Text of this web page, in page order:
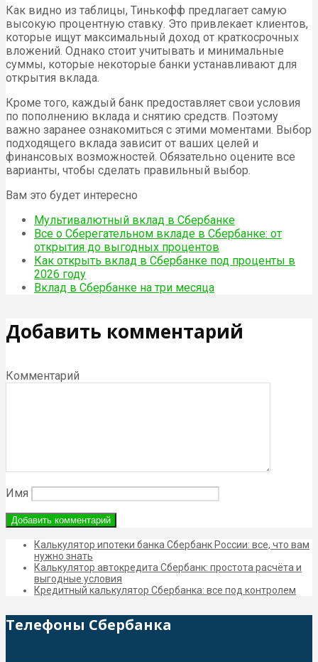
Как видно из таблицы, Тинькофф предлагает самую
высокую процентную ставку. Это привлекает клиентов,
которые ищут максимальный доход от краткосрочных
вложений. Однако стоит учитывать и минимальные
суммы, которые некоторые банки устанавливают для
открытия вклада.
Кроме того, каждый банк предоставляет свои условия
по пополнению вклада и снятию средств. Поэтому
важно заранее ознакомиться с этими моментами. Выбор
подходящего вклада зависит от ваших целей и
финансовых возможностей. Обязательно оцените все
варианты, чтобы сделать правильный выбор.
Вам это будет интересно
Мультивалютный вклад в Сбербанке
Все о Сберегательном вкладе в Сбербанке: от
открытия до выгодных процентов
Как открыть вклад в Сбербанке под проценты в
2026 году
Вклад в Сбербанке на три месяца
Добавить комментарий
Комментарий
Имя
Калькулятор ипотеки банка Сбербанк России: все, что вам
нужно знать
Калькулятор автокредита Сбербанк: простота расчёта и
выгодные условия
Кредитный калькулятор Сбербанка: все под контролем
Телефоны Сбербанка